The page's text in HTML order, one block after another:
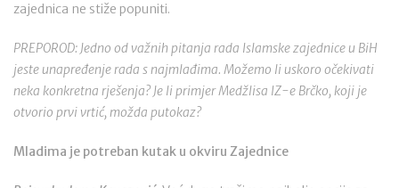
zajednica ne stiže popuniti.
PREPOROD: Jedno od važnih pitanja rada Islamske zajednice u BiH
jeste unapređenje rada s najmlađima. Možemo li uskoro očekivati
neka konkretna rješenja? Je li primjer Medžlisa IZ-e Brčko, koji je
otvorio prvi vrtić, možda putokaz?
Mladima je potreban kutak u okviru Zajednice